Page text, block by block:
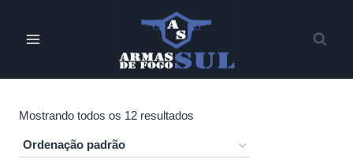
Mostrando todos os 12 resultados